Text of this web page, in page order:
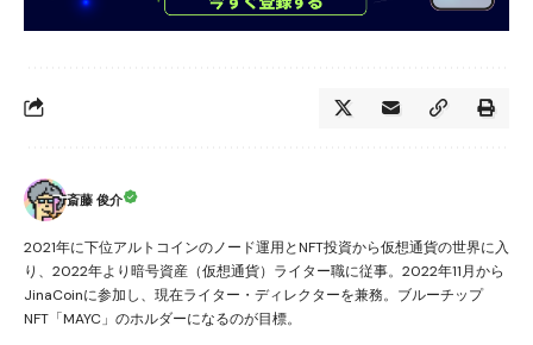
斎藤 俊介
2021年に下位アルトコインのノード運用とNFT投資から仮想通貨の世界に入
り、2022年より暗号資産（仮想通貨）ライター職に従事。2022年11月から
JinaCoinに参加し、現在ライター・ディレクターを兼務。ブルーチップ
NFT「MAYC」のホルダーになるのが目標。